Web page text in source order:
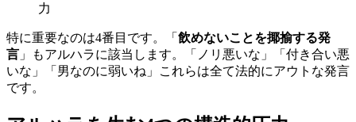
力
特に重要なのは4番目です。「 飲めないことを揶揄する発
言 」もアルハラに該当します。「ノリ悪いな」「付き合い悪
いな」「男なのに弱いね」これらは全て法的にアウトな発言
です。